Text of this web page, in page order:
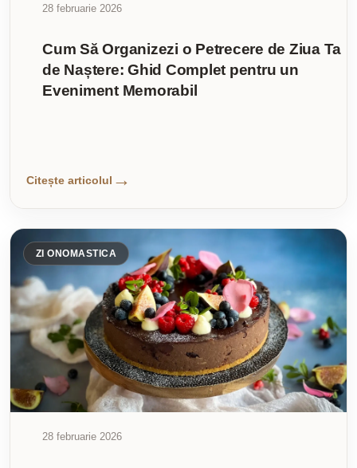
28 februarie 2026
Cum Să Organizezi o Petrecere de Ziua Ta
de Naștere: Ghid Complet pentru un
Eveniment Memorabil
Citește articolul
ZI ONOMASTICA
28 februarie 2026